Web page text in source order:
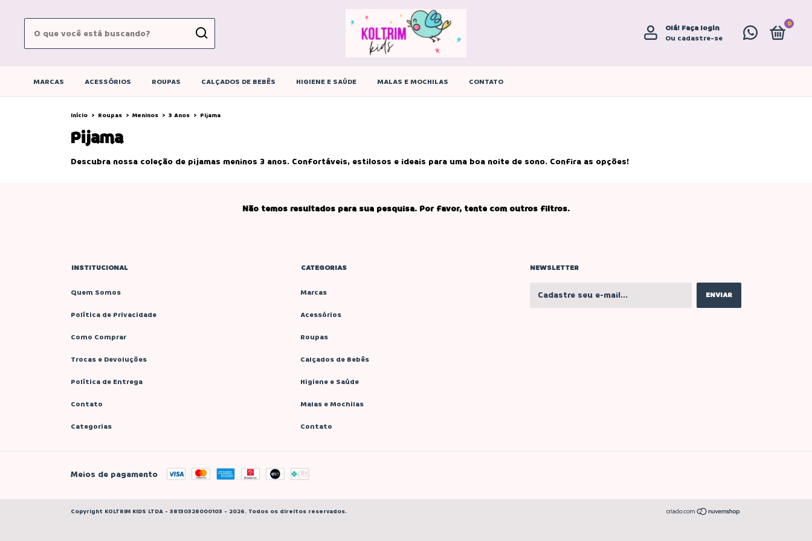
Olá! Faça login
Ou cadastre-se
0
MARCAS ACESSÓRIOS ROUPAS CALÇADOS DE BEBÊS HIGIENE E SAÚDE MALAS E MOCHILAS CONTATO
Início > Roupas > Meninos > 3 Anos > Pijama
Pijama
Descubra nossa coleção de pijamas meninos 3 anos. Confortáveis, estilosos e ideais para uma boa noite de sono. Confira as opções!
Não temos resultados para sua pesquisa. Por favor, tente com outros filtros.
INSTITUCIONAL
Quem Somos
Política de Privacidade
Como Comprar
Trocas e Devoluções
Política de Entrega
Contato
Categorias
CATEGORIAS
Marcas
Acessórios
Roupas
Calçados de Bebês
Higiene e Saúde
Malas e Mochilas
Contato
NEWSLETTER
Meios de pagamento
Copyright KOLTRIM KIDS LTDA - 38130328000103 - 2026. Todos os direitos reservados.